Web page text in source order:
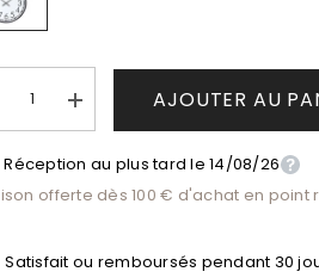
la
de
à
AJOUTER AU
Réception au plus tard le 14/08/26 Informations
offerte dès 100 € d'achat en point
Satisfait ou remboursés pendant 30